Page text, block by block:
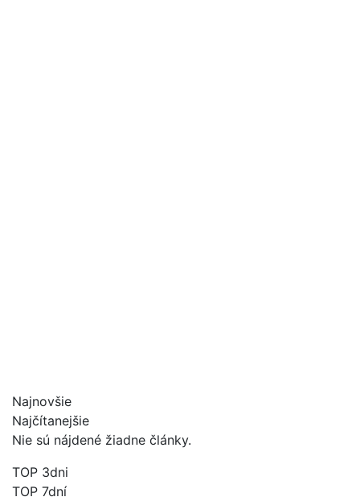
Najnovšie
Najčítanejšie
Nie sú nájdené žiadne články.
TOP 3dni
TOP 7dní